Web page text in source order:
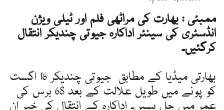
ممبئی : بھارت کی مراٹھی فلم اور ٹیلی ویژن
انڈسٹری کی سینئر اداکارہ جیوتی چندیکر انتقال
کرگئیں۔
بھارتی میڈیا کے مطابق جیوتی چندیکر 16 اگست
کو پونے میں طویل علالت کے بعد 68 برس کی